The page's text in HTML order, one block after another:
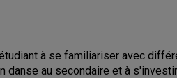
à se familiariser avec
danse au secondaire et à